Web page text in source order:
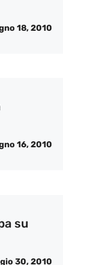
18, 2010
16, 2010
su
30, 2010